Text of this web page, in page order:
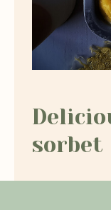
sorbet